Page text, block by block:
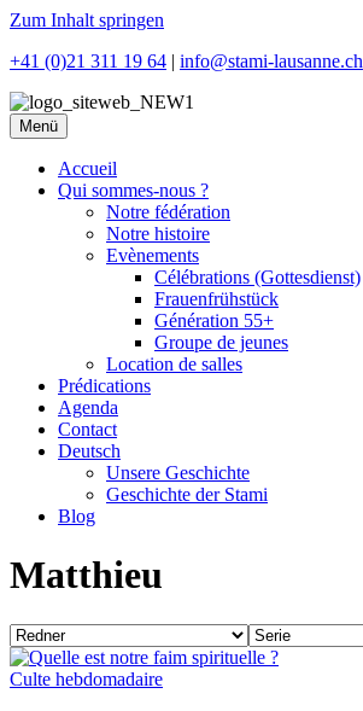
Zum Inhalt springen
+41 (0)21 311 19 64 | info@stami-lausanne.ch
Menü
Accueil
Qui sommes-nous ?
Notre fédération
Notre histoire
Evènements
Célébrations (Gottesdienst)
Frauenfrühstück
Génération 55+
Groupe de jeunes
Location de salles
Prédications
Agenda
Contact
Deutsch
Unsere Geschichte
Geschichte der Stami
Blog
Matthieu
Culte hebdomadaire